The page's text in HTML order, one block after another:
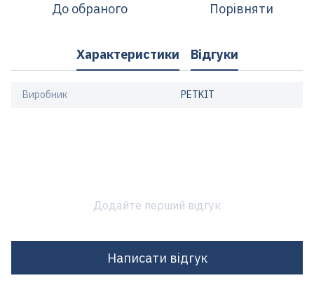
До обраного Порівняти
Характеристики Відгуки
Виробник PETKIT
Додайте перший відгук
Написати відгук